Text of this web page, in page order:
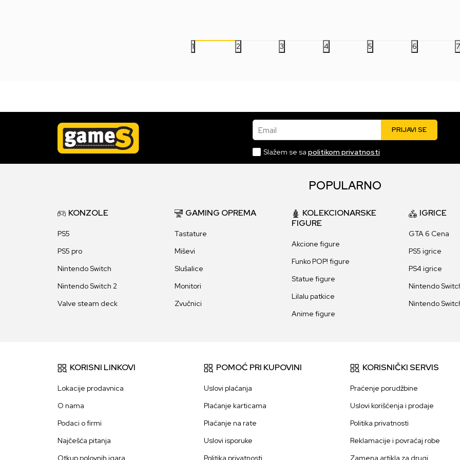
1 2 3 4 5 6 7
Email PRIJAVI SE
Slažem se sa politikom privatnosti
POPULARNO
KONZOLE
PS5
PS5 pro
Nintendo Switch
Nintendo Switch 2
Valve steam deck
GAMING OPREMA
Tastature
Miševi
Slušalice
Monitori
Zvučnici
KOLEKCIONARSKE
FIGURE
Akcione figure
Funko POP! figure
Statue figure
Lilalu patkice
Anime figure
IGRICE
GTA 6 Cena
PS5 igrice
PS4 igrice
Nintendo
Nintendo
KORISNI LINKOVI
Lokacije prodavnica
O nama
Podaci o firmi
Najčešća pitanja
Otkup polovnih igara
POMOĆ PRI KUPOVINI
Uslovi plaćanja
Plaćanje karticama
Plaćanje na rate
Uslovi isporuke
Politika privatnosti
KORISNIČKI SERVIS
Praćenje porudžbine
Uslovi korišćenja i prodaje
Politika privatnosti
Reklamacije i povraćaj robe
Zamena artikla za drugi